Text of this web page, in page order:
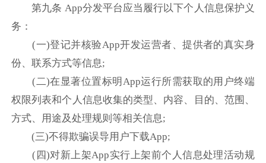
第九条 App分发平台应当履行以下个人信息保护义
务：
(一)登记并核验App开发运营者、提供者的真实身
份、联系方式等信息;
(二)在显著位置标明App运行所需获取的用户终端
权限列表和个人信息收集的类型、内容、目的、范围、
方式、用途及处理规则等相关信息;
(三)不得欺骗误导用户下载App;
(四)对新上架App实行上架前个人信息处理活动规